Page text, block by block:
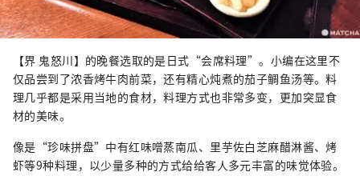
【界 鬼怒川】的晚餐选取的是日式“会席料理”。小编在这里不
仅品尝到了浓香烤牛肉前菜，还有精心炖煮的茄子鲷鱼汤等。料
理几乎都是采用当地的食材，料理方式也非常多变，更加突显食
材的美味。
像是“珍味拼盘”中有红味噌蒸南瓜、里芋佐白芝麻醋淋酱、烤
虾等9种料理，以少量多种的方式给给客人多元丰富的味觉体验。